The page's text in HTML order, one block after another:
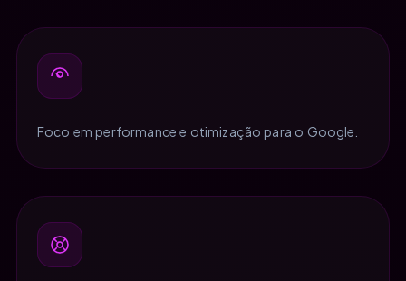
Foco em performance e otimização para o Google.